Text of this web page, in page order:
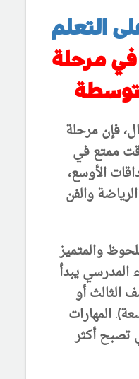
على التعلم
في مرحلة
فإن مرحلة
ممتع في
الأوسع،
والفن
والمتميز
المدرسي يبدأ
الثالث أو
المهارات
تصبح أكثر